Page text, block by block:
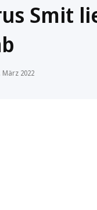
Smit
März 2022